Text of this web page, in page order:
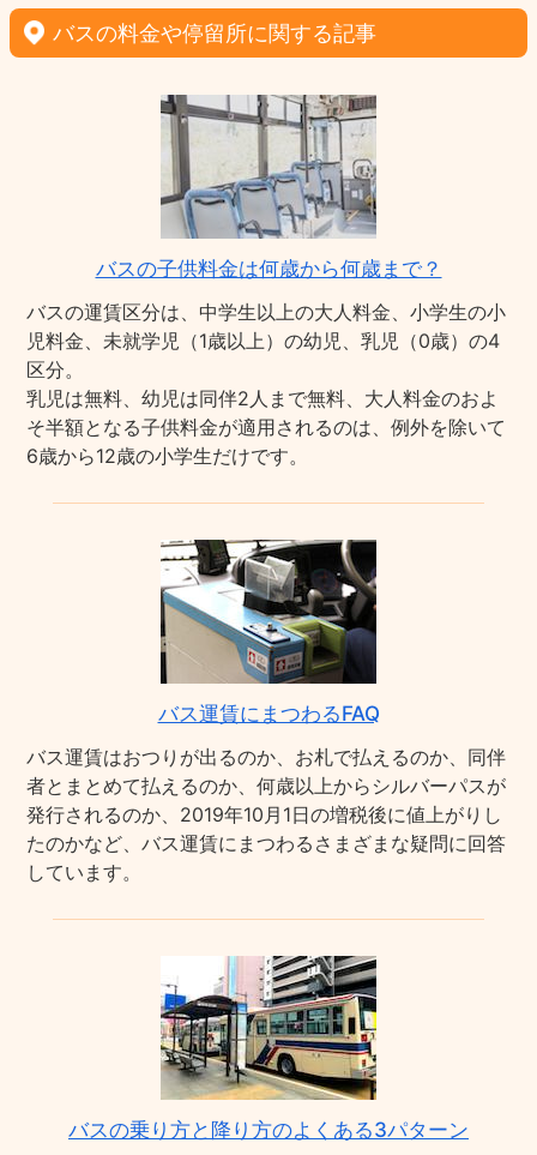
バスの料金や停留所に関する記事
バスの子供料金は何歳から何歳まで？
バスの運賃区分は、中学生以上の大人料金、小学生の小
児料金、未就学児（1歳以上）の幼児、乳児（0歳）の4
区分。
乳児は無料、幼児は同伴2人まで無料、大人料金のおよ
そ半額となる子供料金が適用されるのは、例外を除いて
6歳から12歳の小学生だけです。
バス運賃にまつわるFAQ
バス運賃はおつりが出るのか、お札で払えるのか、同伴
者とまとめて払えるのか、何歳以上からシルバーパスが
発行されるのか、2019年10月1日の増税後に値上がりし
たのかなど、バス運賃にまつわるさまざまな疑問に回答
しています。
バスの乗り方と降り方のよくある3パターン